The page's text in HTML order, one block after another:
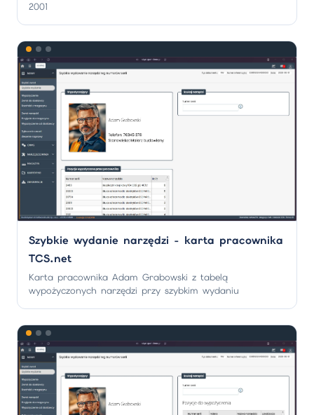
2001
Szybkie wydanie narzędzi - karta pracownika
TCS.net
Karta pracownika Adam Grabowski z tabelą
wypożyczonych narzędzi przy szybkim wydaniu